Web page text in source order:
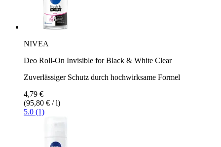
NIVEA
Deo Roll-On Invisible for Black & White Clear
Zuverlässiger Schutz durch hochwirksame Formel
4,79 €
(95,80 € / l)
5.0 (1)